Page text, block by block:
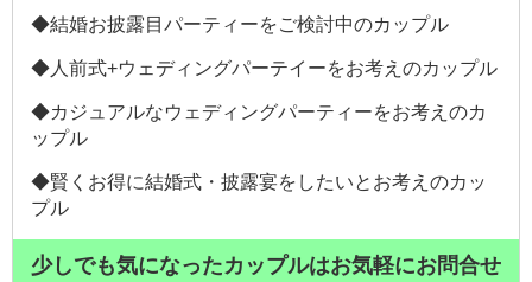
◆結婚お披露目パーティーをご検討中のカップル
◆人前式+ウェディングパーテイーをお考えのカップル
◆カジュアルなウェディングパーティーをお考えのカ
ップル
◆賢くお得に結婚式・披露宴をしたいとお考えのカッ
プル
少しでも気になったカップルはお気軽にお問合せ